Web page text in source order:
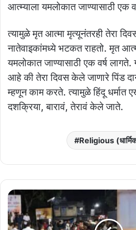
आत्म्याला यमलोकात जाण्यासाठी एक
त्यामुळे मृत आत्मा मृत्यूनंतरही तेरा
नातेवाइकांमध्ये भटकत राहतो. मृत
यमलोकात जाण्यासाठी एक वर्ष
आहे की तेरा दिवस केले जाणारे पिंड
म्हणून काम करते. त्यामुळे हिंदू धर्मात
दशक्रिया, बारावं, तेरावं केले जाते.
Religious
तासगावच्या
वायफळे
गावात
हत्येचा